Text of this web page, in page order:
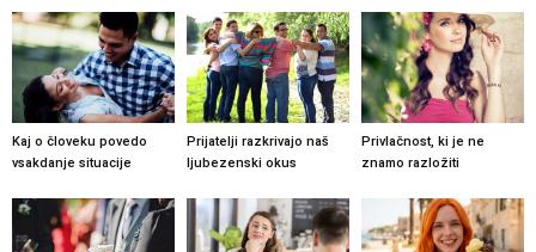
Kaj o človeku povedo
vsakdanje situacije
Prijatelji razkrivajo naš
ljubezenski okus
Privlačnost, ki je ne
znamo razložiti